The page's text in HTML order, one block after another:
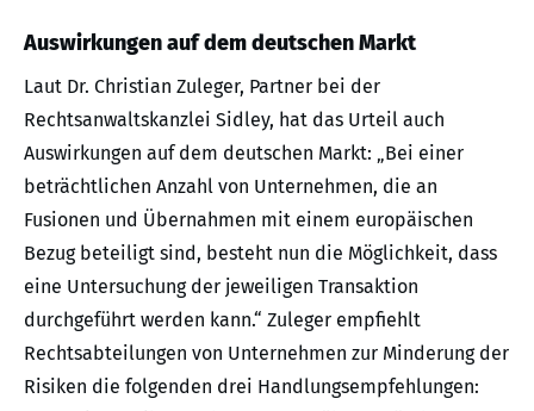
Auswirkungen auf dem deutschen Markt
Laut Dr. Christian Zuleger, Partner bei der
Rechtsanwaltskanzlei Sidley, hat das Urteil auch
Auswirkungen auf dem deutschen Markt: „Bei einer
beträchtlichen Anzahl von Unternehmen, die an
Fusionen und Übernahmen mit einem europäischen
Bezug beteiligt sind, besteht nun die Möglichkeit, dass
eine Untersuchung der jeweiligen Transaktion
durchgeführt werden kann.“ Zuleger empfiehlt
Rechtsabteilungen von Unternehmen zur Minderung der
Risiken die folgenden drei Handlungsempfehlungen: